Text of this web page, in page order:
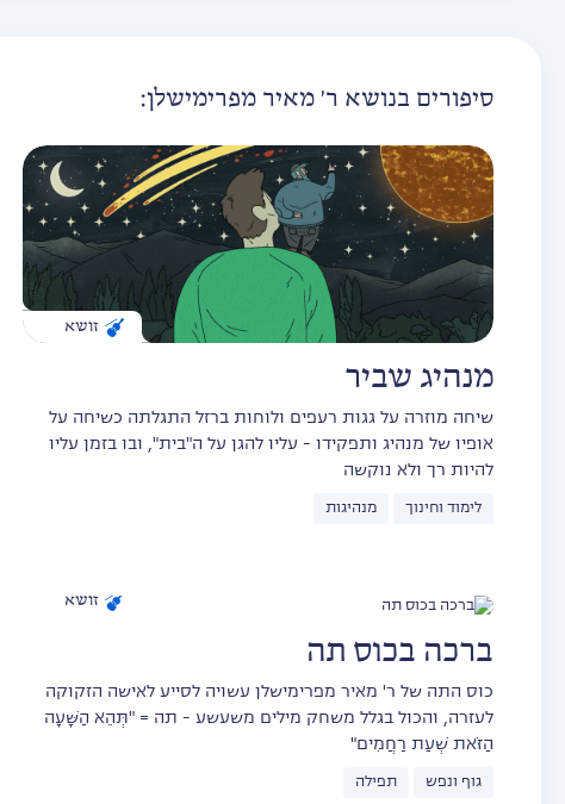
סיפורים בנושא ר' מאיר מפרימישלן:
זושא
מנהיג שביר
שיחה מוזרה על גגות רעפים ולוחות ברזל התגלתה כשיחה על
אופיו של מנהיג ותפקידו - עליו להגן על ה"בית", ובו בזמן עליו
להיות רך ולא נוקשה
לימוד וחינוך מנהיגות
זושא
ברכה בכוס תה
כוס התה של ר' מאיר מפרימישלן עשויה לסייע לאישה הזקוקה
לעזרה, והכול בגלל משחק מילים משעשע - תה = "תְּהֵא הַשָּׁעָה
הַזֹּאת שְׁעַת רַחֲמִים"
גוף ונפש תפילה